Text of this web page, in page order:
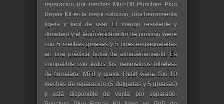
reparación por mechas Muc-Off Puncture Plug
Repair Kit es la mejor solución, una herramienta
ligera y fácil de usar. El mango resistente y
duradero y el tapón/escariador de punción viene
con 5 mechas gruesas y 5 finas empaquetadas
en una práctica bolsa de almacenamiento. Es
compatible con todos los neumáticos tubeless
de carretera, MTB y grava. Refill viene con 10
mechas de reparación (5 delgadas y 5 gruesas)
y está disponible de venta por separado.